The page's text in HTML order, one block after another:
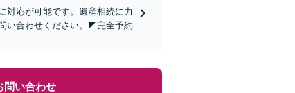
対応が可能です。遺産相続に力
い合わせください。◤完全予約
問い合わせ